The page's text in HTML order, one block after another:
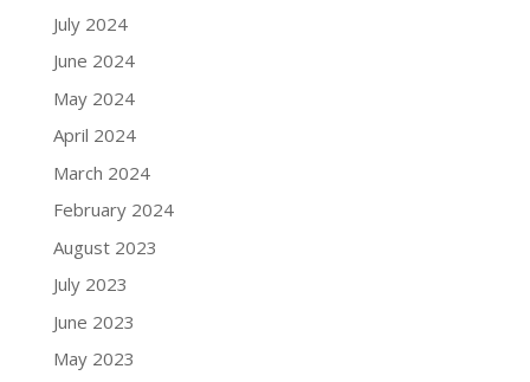
July 2024
June 2024
May 2024
April 2024
March 2024
February 2024
August 2023
July 2023
June 2023
May 2023